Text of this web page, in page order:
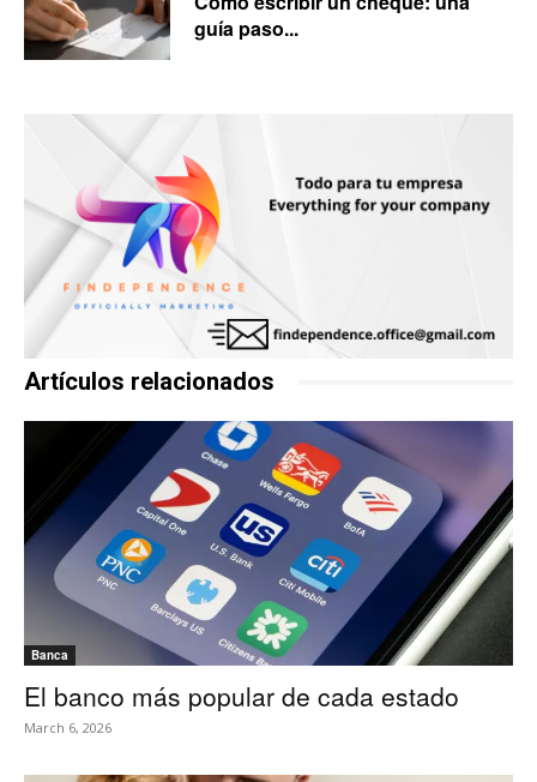
guía paso...
Artículos relacionados
Banca
El banco más popular de cada estado
March 6, 2026